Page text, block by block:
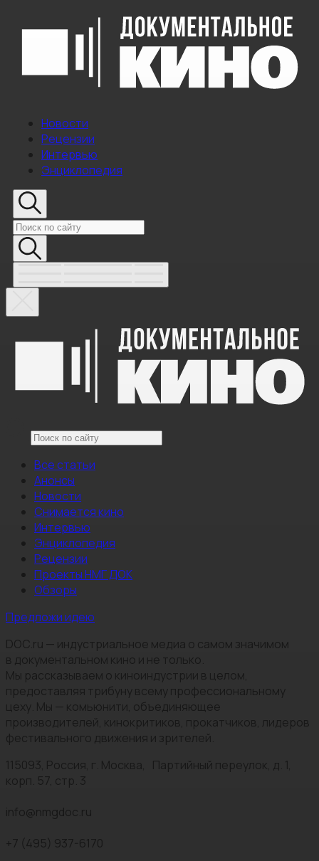
Новости
Рецензии
Интервью
Энциклопедия
Все статьи
Анонсы
Новости
Снимается кино
Интервью
Энциклопедия
Рецензии
Проекты НМГ ДОК
Обзоры
Предложи идею
DOC.ru — индустриальное медиа о самом значимом
в документальном кино и не только.
Мы рассказываем о киноиндустрии в целом,
предоставляя трибуну всему профессиональному
цеху. Мы — комьюнити, объединяющее
производителей, кинокритиков, прокатчиков, лидеров
фестивального движения и зрителей.
115093, Россия, г. Москва, Партийный переулок, д. 1,
корп. 57, стр. 3
info@nmgdoc.ru
+7 (495) 937-6170